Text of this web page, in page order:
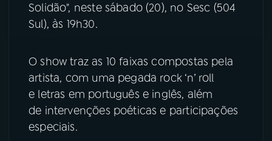
TikTok
Solidão", neste sábado (20), no Sesc (504
Sul), às 19h30.
O show traz as 10 faixas compostas pela
artista, com uma pegada rock ‘n’ roll
e letras em português e inglês, além
de intervenções poéticas e participações
especiais.